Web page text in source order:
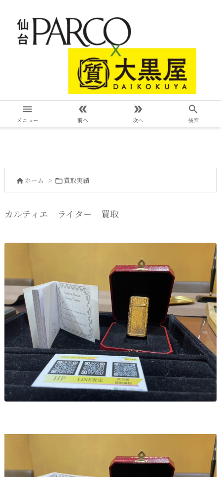

メニュー

前へ

次へ

検索
 ホーム > 買取実績
カルティエ ライター 買取